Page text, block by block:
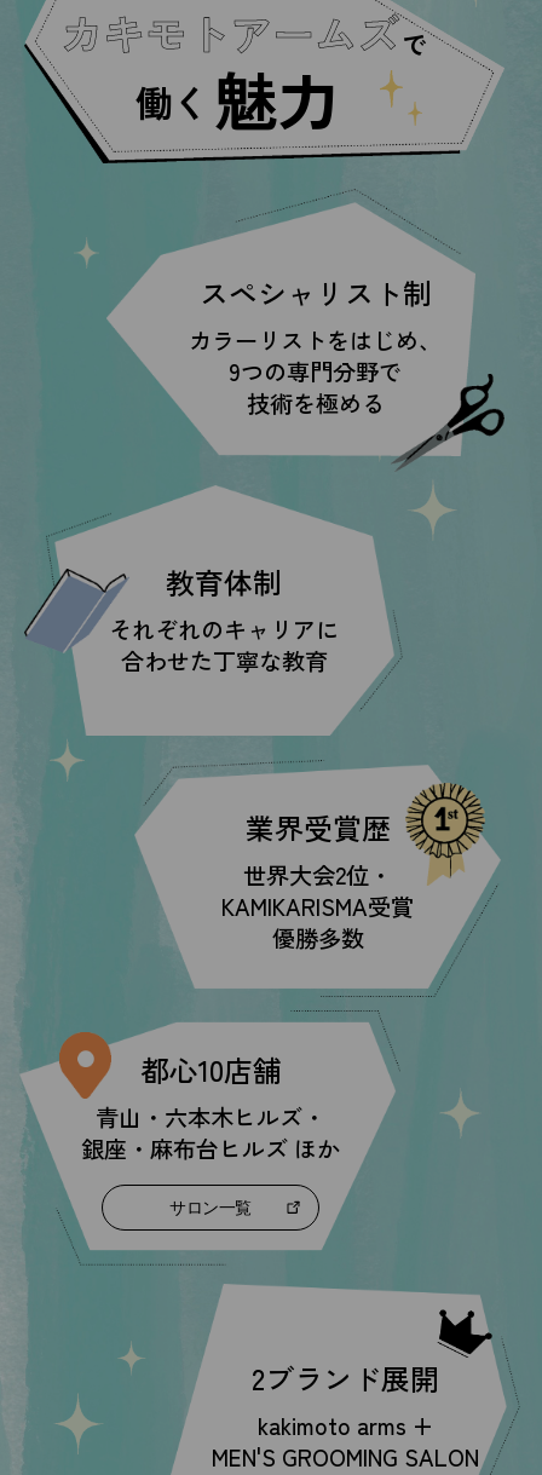
カキモトアームズで
働く 魅力
スペシャリスト制
カラーリストをはじめ、
9つの専門分野で
技術を極める
教育体制
それぞれのキャリアに
合わせた丁寧な教育
業界受賞歴
世界大会2位・
KAMIKARISMA受賞
優勝多数
都心10店舗
青山・六本木ヒルズ・
銀座・麻布台ヒルズ ほか
サロン一覧
2ブランド展開
kakimoto arms +
MEN'S GROOMING SALON